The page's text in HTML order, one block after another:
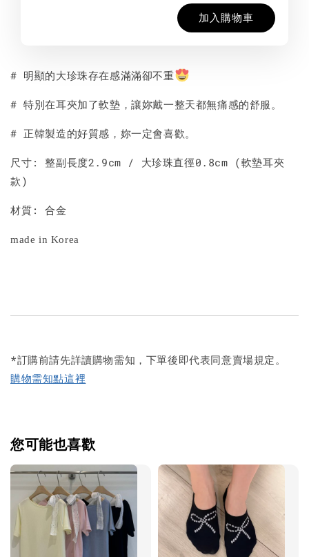
加入購物車
# 明顯的大珍珠存在感滿滿卻不重
# 特別在耳夾加了軟墊，讓妳戴一整天都無痛感的舒服。
# 正韓製造的好質感，妳一定會喜歡。
尺寸: 整副長度2.9cm / 大珍珠直徑0.8cm (軟墊耳夾
款)
材質: 合金
made in Korea
*訂購前請先詳讀購物需知，下單後即代表同意賣場規定。
購物需知點這裡
您可能也喜歡